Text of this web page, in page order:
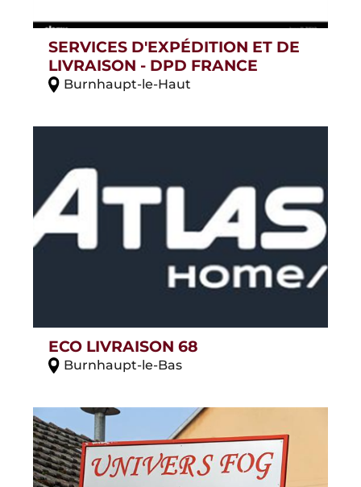
SERVICES D'EXPÉDITION ET DE
LIVRAISON - DPD FRANCE
Burnhaupt-le-Haut
ECO LIVRAISON 68
Burnhaupt-le-Bas